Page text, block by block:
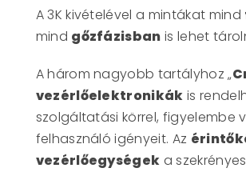
A 3K kivételével a mintákat mind
mind gőzfázisban is lehet
A három nagyobb tartályhoz „
vezérlőelektronikák is
szolgáltatási körrel, figyelembe
felhasználó igényeit. Az
vezérlőegységek a